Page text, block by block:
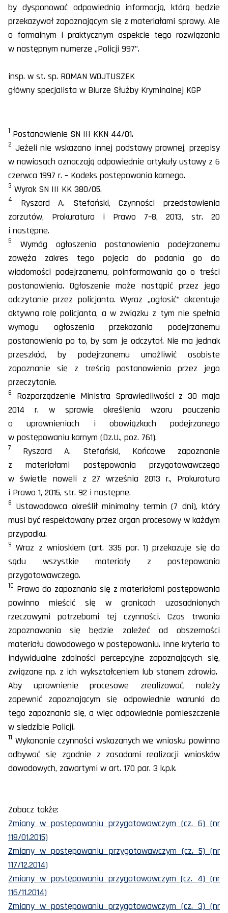
by dysponować odpowiednią informacją, którą będzie
przekazywał zapoznającym się z materiałami sprawy. Ale
o formalnym i praktycznym aspekcie tego rozwiązania
w następnym numerze „Policji 997”.
insp. w st. sp. ROMAN WOJTUSZEK
główny specjalista w Biurze Służby Kryminalnej KGP
1 Postanowienie SN III KKN 44/01.
2 Jeżeli nie wskazano innej podstawy prawnej, przepisy
w nawiasach oznaczają odpowiednie artykuły ustawy z 6
czerwca 1997 r. – Kodeks postępowania karnego.
3 Wyrok SN III KK 380/05.
4
Ryszard A. Stefański, Czynności przedstawienia
zarzutów, Prokuratura i Prawo 7–8, 2013, str. 20
i następne.
5
Wymóg ogłoszenia postanowienia podejrzanemu
zawęża zakres tego pojęcia do podania go do
wiadomości podejrzanemu, poinformowania go o treści
postanowienia. Ogłoszenie może nastąpić przez jego
odczytanie przez policjanta. Wyraz „ogłosić” akcentuje
aktywną rolę policjanta, a w związku z tym nie spełnia
wymogu ogłoszenia przekazania podejrzanemu
postanowienia po to, by sam je odczytał. Nie ma jednak
przeszkód, by podejrzanemu umożliwić osobiste
zapoznanie się z treścią postanowienia przez jego
przeczytanie.
6
Rozporządzenie Ministra Sprawiedliwości z 30 maja
2014 r. w sprawie określenia wzoru pouczenia
o uprawnieniach i obowiązkach podejrzanego
w postępowaniu karnym (Dz.U., poz. 761).
7
Ryszard A. Stefański, Końcowe zapoznanie
z materiałami postępowania przygotowawczego
w świetle noweli z 27 września 2013 r., Prokuratura
i Prawo 1, 2015, str. 92 i następne.
8 Ustawodawca określił minimalny termin (7 dni), który
musi być respektowany przez organ procesowy w każdym
przypadku.
9 Wraz z wnioskiem (art. 335 par. 1) przekazuje się do
sądu wszystkie materiały z postępowania
przygotowawczego.
10 Prawo do zapoznania się z materiałami postępowania
powinno mieścić się w granicach uzasadnionych
rzeczowymi potrzebami tej czynności. Czas trwania
zapoznawania się będzie zależeć od obszerności
materiału dowodowego w postępowaniu. Inne kryteria to
indywidualne zdolności percepcyjne zapoznających się,
związane np. z ich wykształceniem lub stanem zdrowia.
Aby uprawnienie procesowe zrealizować, należy
zapewnić zapoznającym się odpowiednie warunki do
tego zapoznania się, a więc odpowiednie pomieszczenie
w siedzibie Policji.
11 Wykonanie czynności wskazanych we wniosku powinno
odbywać się zgodnie z zasadami realizacji wniosków
dowodowych, zawartymi w art. 170 par. 3 k.p.k.
Zobacz także:
Zmiany w postępowaniu przygotowawczym (cz. 6) (nr
118/01.2015)
Zmiany w postępowaniu przygotowawczym (cz. 5) (nr
117/12.2014)
Zmiany w postępowaniu przygotowawczym (cz. 4) (nr
116/11.2014)
Zmiany w postępowaniu przygotowawczym (cz. 3) (nr